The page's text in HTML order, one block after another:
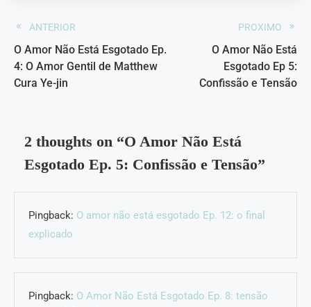
ANTERIOR
O Amor Não Está Esgotado Ep.
4: O Amor Gentil de Matthew
Cura Ye-jin
PROXIMO
O Amor Não Está
Esgotado Ep 5:
Confissão e Tensão
2 thoughts on “O Amor Não Está
Esgotado Ep. 5: Confissão e Tensão”
Pingback: O amor não está esgotado Ep. 12: o final
explicado
Pingback: O Amor Não Está Esgotado Ep. 8: tensão